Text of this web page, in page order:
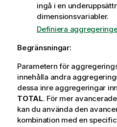
ingå i en
dimensionsvariabler.
Definiera
Begränsningar:
Parametern för
innehålla andra
dessa inre aggregeringar
TOTAL. För mer
kan du använda den
kombination med en